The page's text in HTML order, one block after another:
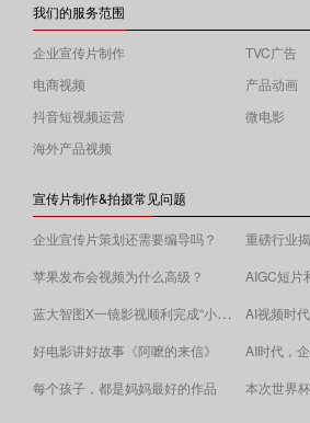
我们的服务范围
企业宣传片制作
TVC广告
电商视频
产品动画
抖音短视频运营
微电影
海外产品视频
宣传片制作&拍摄常见问题
企业宣传片策划还需要编导吗？
苹果发布会视频为什么高级？
蓝大智图X一镜影视顺利完成“小蓝本”广告影片拍摄制作。
好电影讲好故事《阿嚒的来信》
每个孩子，都是妈妈最好的作品